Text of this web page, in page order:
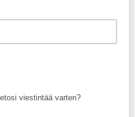
viestintää varten?